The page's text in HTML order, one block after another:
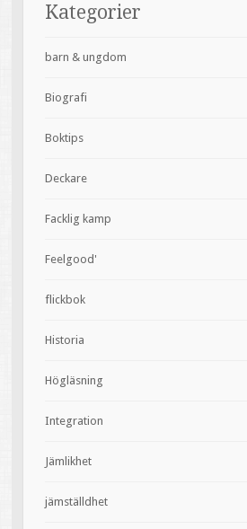
Kategorier
barn & ungdom
Biografi
Boktips
Deckare
Facklig kamp
Feelgood'
flickbok
Historia
Högläsning
Integration
Jämlikhet
jämställdhet